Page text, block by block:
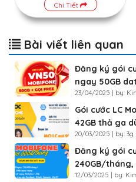
Chi Tiết
Bài viết liên quan
Đăng ký gói
ngay 50GB
23/04/2025 | by:
Gói cước LC
42GB thả ga
20/03/2025 | by: 3g
Đăng ký gói
240GB/tháng,
12/03/2025 | by: